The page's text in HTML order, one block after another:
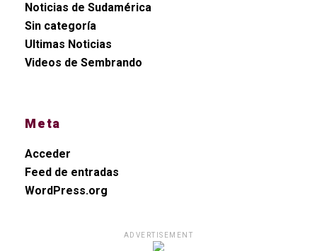
Noticias de Sudamérica
Sin categoría
Ultimas Noticias
Videos de Sembrando
Meta
Acceder
Feed de entradas
WordPress.org
ADVERTISEMENT